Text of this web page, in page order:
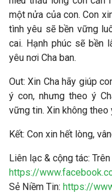
một nửa của con. Con
tình yêu sẽ bền vững
cai. Hạnh phúc sẽ bền
yêu nơi Cha ban.
Out: Xin Cha hãy giúp
ý con, nhưng theo ý
vững tin. Xin không theo
Kết: Con xin hết lòng,
Liên lạc & cộng tác:
https://
Sẻ Niềm Tin: https://